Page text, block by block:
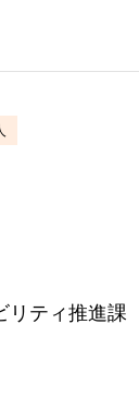
リティ推進課